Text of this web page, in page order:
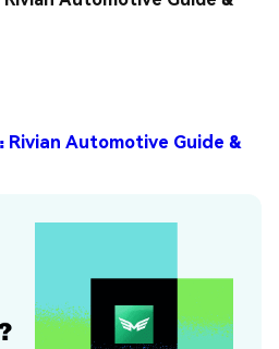
Automotive Guide &